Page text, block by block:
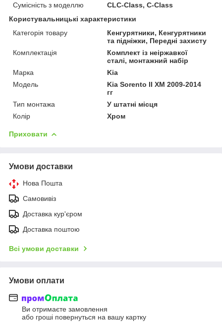
Сумісність з моделлю
CLC-Class, C-Class
Користувальницькі характеристики
Категорія товару
Кенгурятники, Кенгурятники
та підніжки, Передні захисту
Комплектація
Комплект із неіржавкої
сталі, монтажний набір
Марка
Kia
Мoдель
Kia Sorento II XM 2009-2014
гг
Тип монтажа
У штатні місця
Колір
Хром
Приховати
Умови доставки
Нова Пошта
Самовивіз
Доставка кур'єром
Доставка поштою
Всі умови доставки
Умови оплати
Ви отримаєте замовлення
або гроші повернуться на вашу картку